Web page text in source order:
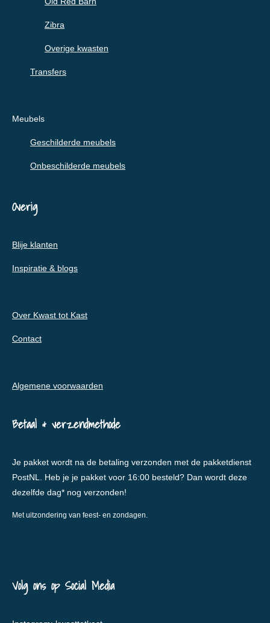
Zibra
Overige kwasten
Transfers
Meubels
Geschilderde meubels
Onbeschilderde meubels
Overig
Blije klanten
Inspiratie & blogs
Over Kwast tot Kast
Contact
Algemene voorwaarden
Betaal & verzendmethode
Je pakket wordt na de betaling verzonden met de pakketdienst
PostNL. Heb je je pakket voor 16:00 besteld? Dan wordt deze
dezelfde dag* nog verzonden!
Met uitzondering van feest- en zondagen.
Volg ons op Social Media